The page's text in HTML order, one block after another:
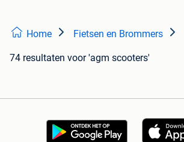
Home Fietsen en Brommers
74 resultaten voor 'agm scooters'